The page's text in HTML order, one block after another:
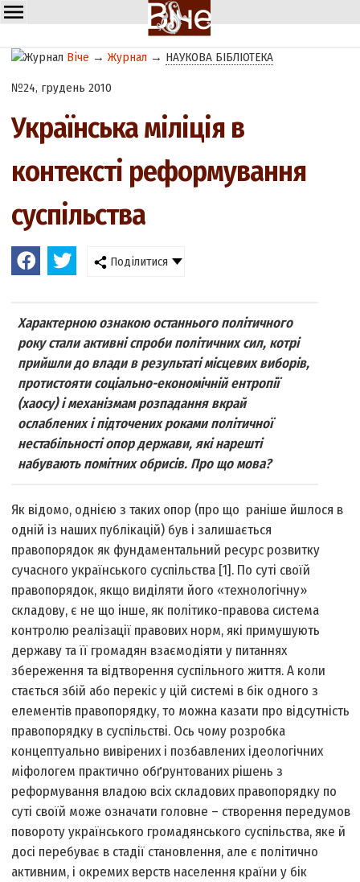
Віче →Журнал → НАУКОВА БІБЛІОТЕКА
№24, грудень 2010
Українська міліція в
контексті реформування
суспільства
Поділитися
Характерною ознакою останнього політичного
року стали активні спроби політичних сил, котрі
прийшли до влади в результаті місцевих виборів,
протистояти соціально-економічній ентропії
(хаосу) і механізмам розпадання вкрай
ослаблених і підточених роками політичної
нестабільності опор держави, які нарешті
набувають помітних обрисів. Про що мова?
Як відомо, однією з таких опор (про що раніше йшлося в
одній із наших публікацій) був і залишається
правопорядок як фундаментальний ресурс розвитку
сучасного українського суспільства [1]. По суті своїй
правопорядок, якщо виділяти його «технологічну»
складову, є не що інше, як політико-правова система
контролю реалізації правових норм, які примушують
державу та її громадян взаємодіяти у питаннях
збереження та відтворення суспільного життя. А коли
стається збій або перекіс у цій системі в бік одного з
елементів правопорядку, то можна казати про відсутність
правопорядку в суспільстві. Ось чому розробка
концептуально вивірених і позбавлених ідеологічних
міфологем практично обґрунтованих рішень з
реформування владою всіх складових правопорядку по
суті своїй може означати головне – створення передумов
повороту українського громадянського суспільства, яке й
досі перебуває в стадії становлення, але є політично
активним, і окремих верств населення країни у бік